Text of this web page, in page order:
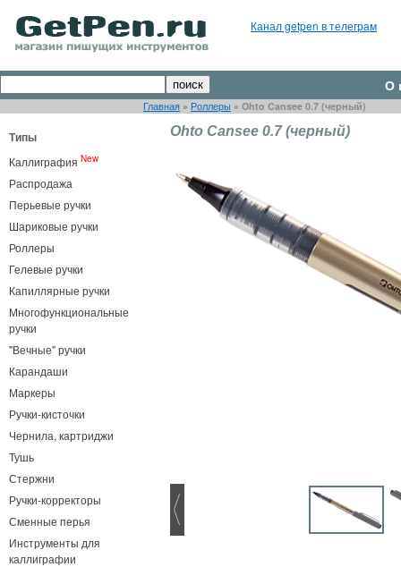
Канал getpen в телеграм
О
Главная » Роллеры » Ohto Cansee 0.7 (черный)
Типы
Каллиграфия New
Распродажа
Перьевые ручки
Шариковые ручки
Роллеры
Гелевые ручки
Капиллярные ручки
Многофункциональные
ручки
"Вечные" ручки
Карандаши
Маркеры
Ручки-кисточки
Чернила, картриджи
Тушь
Стержни
Ручки-корректоры
Сменные перья
Инструменты для
каллиграфии
Ohto Cansee 0.7 (черный)